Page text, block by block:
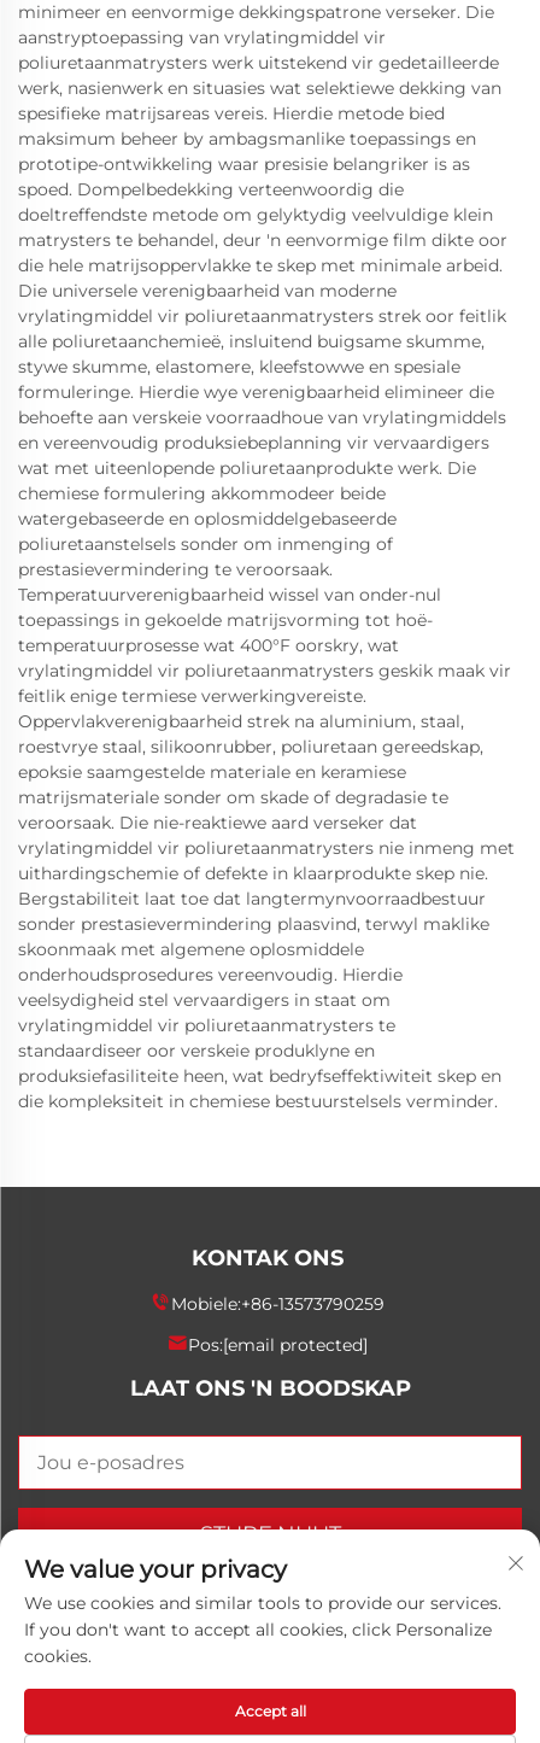
minimeer en eenvormige dekkingspatrone verseker. Die
aanstryptoepassing van vrylatingmiddel vir
poliuretaanmatrysters werk uitstekend vir gedetailleerde
werk, nasienwerk en situasies wat selektiewe dekking van
spesifieke matrijsareas vereis. Hierdie metode bied
maksimum beheer by ambagsmanlike toepassings en
prototipe-ontwikkeling waar presisie belangriker is as
spoed. Dompelbedekking verteenwoordig die
doeltreffendste metode om gelyktydig veelvuldige klein
matrysters te behandel, deur 'n eenvormige film dikte oor
die hele matrijsoppervlakke te skep met minimale arbeid.
Die universele verenigbaarheid van moderne
vrylatingmiddel vir poliuretaanmatrysters strek oor feitlik
alle poliuretaanchemieë, insluitend buigsame skumme,
stywe skumme, elastomere, kleefstowwe en spesiale
formuleringe. Hierdie wye verenigbaarheid elimineer die
behoefte aan verskeie voorraadhoue van vrylatingmiddels
en vereenvoudig produksiebeplanning vir vervaardigers
wat met uiteenlopende poliuretaanprodukte werk. Die
chemiese formulering akkommodeer beide
watergebaseerde en oplosmiddelgebaseerde
poliuretaanstelsels sonder om inmenging of
prestasievermindering te veroorsaak.
Temperatuurverenigbaarheid wissel van onder-nul
toepassings in gekoelde matrijsvorming tot hoë-
temperatuurprosesse wat 400°F oorskry, wat
vrylatingmiddel vir poliuretaanmatrysters geskik maak vir
feitlik enige termiese verwerkingvereiste.
Oppervlakverenigbaarheid strek na aluminium, staal,
roestvrye staal, silikoonrubber, poliuretaan gereedskap,
epoksie saamgestelde materiale en keramiese
matrijsmateriale sonder om skade of degradasie te
veroorsaak. Die nie-reaktiewe aard verseker dat
vrylatingmiddel vir poliuretaanmatrysters nie inmeng met
uithardingschemie of defekte in klaarprodukte skep nie.
Bergstabiliteit laat toe dat langtermynvoorraadbestuur
sonder prestasievermindering plaasvind, terwyl maklike
skoonmaak met algemene oplosmiddele
onderhoudsprosedures vereenvoudig. Hierdie
veelsydigheid stel vervaardigers in staat om
vrylatingmiddel vir poliuretaanmatrysters te
standaardiseer oor verskeie produklyne en
produksiefasiliteite heen, wat bedryfseffektiwiteit skep en
die kompleksiteit in chemiese bestuurstelsels verminder.
KONTAK ONS
Mobiele:+86-13573790259
Pos:[email protected]
LAAT ONS 'N BOODSKAP
STURF NUUT
Kopiereg © 2025 China Shandong Luwanhong
Privaatheidsbeleid
We value your privacy
We use cookies and similar tools to provide our services.
If you don't want to accept all cookies, click Personalize
cookies.
Accept all